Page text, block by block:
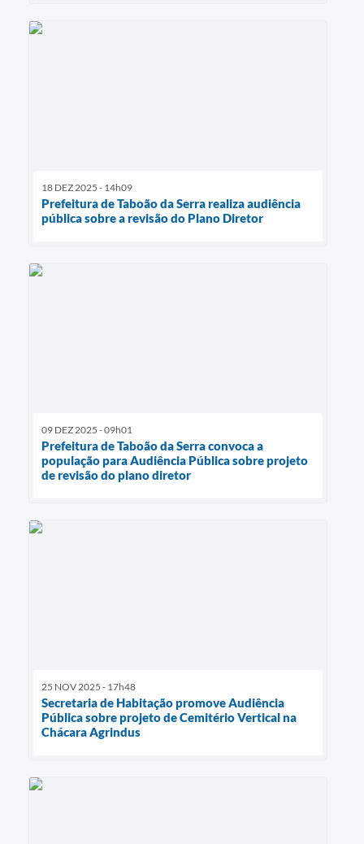
18 DEZ 2025 - 14h09
Prefeitura de Taboão da Serra realiza audiência
pública sobre a revisão do Plano Diretor
09 DEZ 2025 - 09h01
Prefeitura de Taboão da Serra convoca a
população para Audiência Pública sobre projeto
de revisão do plano diretor
25 NOV 2025 - 17h48
Secretaria de Habitação promove Audiência
Pública sobre projeto de Cemitério Vertical na
Chácara Agrindus